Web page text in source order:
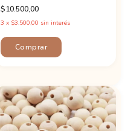
$10.500,00
3 x $3.500,00 sin interés